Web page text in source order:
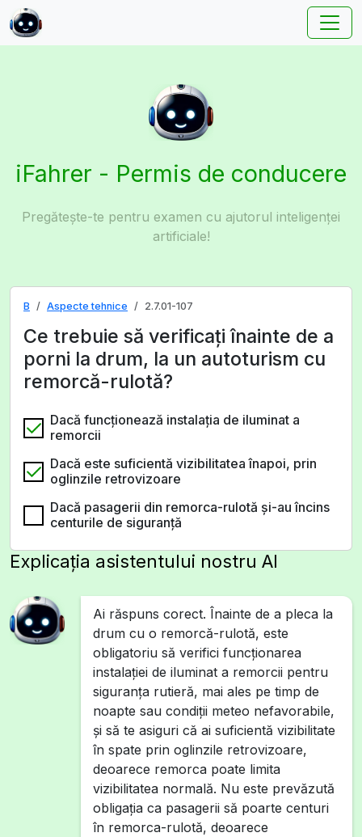
iFahrer - Permis de conducere
Pregătește-te pentru examen cu ajutorul inteligenței
artificiale!
B Aspecte tehnice 2.7.01-107
Ce trebuie să verificaţi înainte de a
porni la drum, la un autoturism cu
remorcă-rulotă?
Dacă funcţionează instalaţia de iluminat a
remorcii
Dacă este suficientă vizibilitatea înapoi, prin
oglinzile retrovizoare
Dacă pasagerii din remorca-rulotă şi-au încins
centurile de siguranţă
Explicația asistentului nostru AI
Ai răspuns corect. Înainte de a pleca la
drum cu o remorcă-rulotă, este
obligatoriu să verifici funcționarea
instalației de iluminat a remorcii pentru
siguranța rutieră, mai ales pe timp de
noapte sau condiții meteo nefavorabile,
și să te asiguri că ai suficientă vizibilitate
în spate prin oglinzile retrovizoare,
deoarece remorca poate limita
vizibilitatea normală. Nu este prevăzută
obligația ca pasagerii să poarte centuri
în remorca-rulotă, deoarece